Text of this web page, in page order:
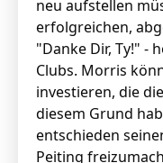
neu aufstellen
erfolgreichen,
"Danke Dir, Ty!" -
Clubs. Morris
investieren, die
diesem Grund
entschieden
Peiting